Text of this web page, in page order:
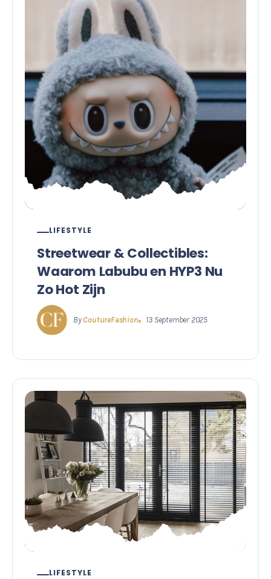
LIFESTYLE
Streetwear & Collectibles:
Waarom Labubu en HYP3 Nu
Zo Hot Zijn
By CoutureFashion 13 September 2025
LIFESTYLE